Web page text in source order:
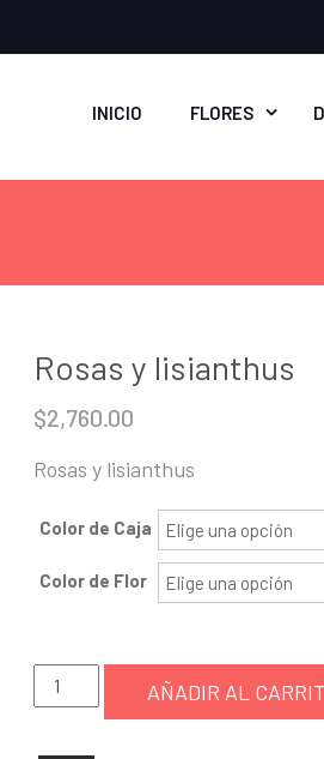
INICIO FLORES
Rosas y lisianthus
$2,760.00
Rosas y lisianthus
Color de Caja
Color de Flor
Rosas
y
AÑADIR AL